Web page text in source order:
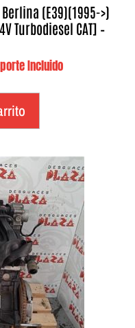
(E39)(1995->)
Turbodiesel CAT] –
Incluido